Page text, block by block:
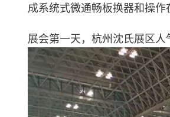
成系统式微通畅板换器和操作
展会第一天，杭州沈氏展区人